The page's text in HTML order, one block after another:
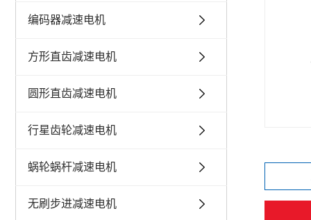
编码器减速电机
方形直齿减速电机
圆形直齿减速电机
行星齿轮减速电机
蜗轮蜗杆减速电机
无刷步进减速电机